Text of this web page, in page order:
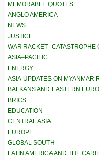
MEMORABLE QUOTES
ANGLO AMERICA
NEWS
JUSTICE
WAR RACKET–CATASTROPHE
ASIA–PACIFIC
ENERGY
ASIA-UPDATES ON MYANMAR
BALKANS AND EASTERN
BRICS
EDUCATION
CENTRAL ASIA
EUROPE
GLOBAL SOUTH
LATIN AMERICA AND THE